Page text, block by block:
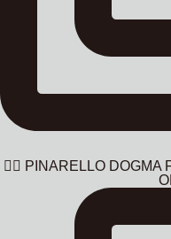
🚴‍♂️ PINARELLO DOGMA